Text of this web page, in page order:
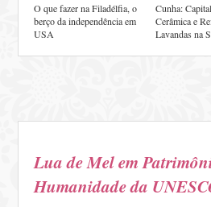
O que fazer na Filadélfia, o
berço da independência em
USA
Cunha:
Cerâmica e
Lavandas na
Lua de Mel em
Humanidade da